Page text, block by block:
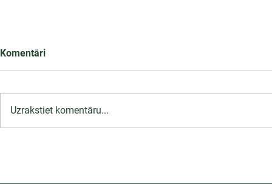
Komentāri
Uzrakstiet komentāru...